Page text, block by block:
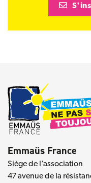
Emmaüs France
Siège de l’association
47 avenue de la